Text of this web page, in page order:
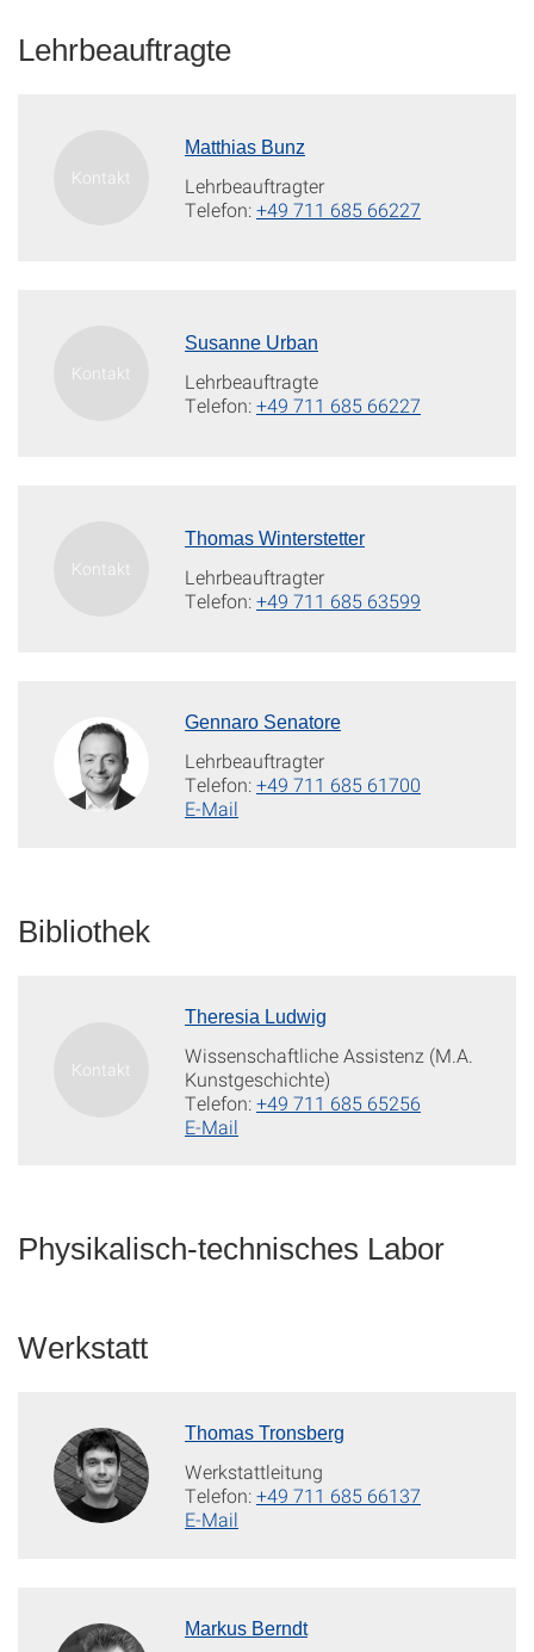
Lehrbeauftragte
Matthias Bunz
Lehrbeauftragter
Telefon:+49 711 685 66227
Susanne Urban
Lehrbeauftragte
Telefon:+49 711 685 66227
Thomas Winterstetter
Lehrbeauftragter
Telefon:+49 711 685 63599
Gennaro Senatore
Lehrbeauftragter
Telefon:+49 711 685 61700
E-Mail
Bibliothek
Theresia Ludwig
Wissenschaftliche Assistenz (M.A.
Kunstgeschichte)
Telefon:+49 711 685 65256
E-Mail
Physikalisch-technisches Labor
Werkstatt
Thomas Tronsberg
Werkstattleitung
Telefon:+49 711 685 66137
E-Mail
Markus Berndt